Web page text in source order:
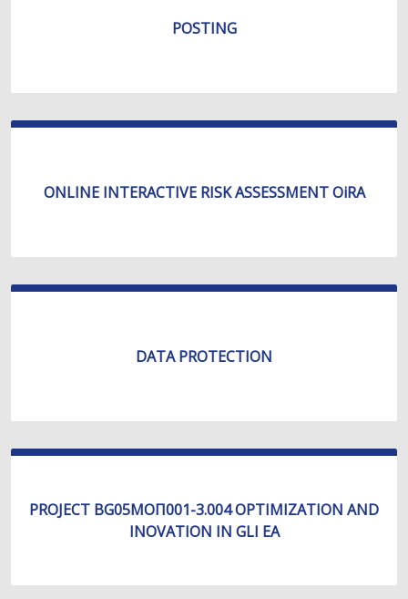
POSTING
ONLINE INTERACTIVE RISK ASSESSMENT OiRA
DATA PROTECTION
PROJECT BG05МОП001-3.004 OPTIMIZATION AND
INOVATION IN GLI EA